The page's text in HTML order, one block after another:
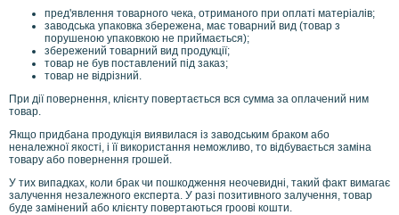
пред'явлення товарного чека, отриманого при оплаті матеріалів;
заводська упаковка збережена, має товарний вид (товар з
порушеною упаковкою не приймається);
збережений товарний вид продукції;
товар не був поставлений під заказ;
товар не відрізний.
При дії повернення, клієнту повертається вся сумма за оплачений ним
товар.
Якщо придбана продукція виявилася із заводським браком або
неналежної якості, і її використання неможливо, то відбувається заміна
товару або повернення грошей.
У тих випадках, коли брак чи пошкодження неочевидні, такий факт вимагає
залучення незалежного експерта. У разі позитивного залучення, товар
буде замінений або клієнту повертаються гроові кошти.